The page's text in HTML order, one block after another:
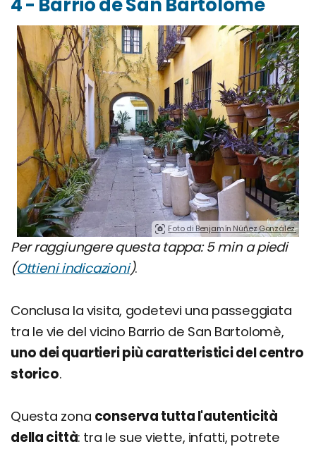
4 - Barrio de San Bartolomè
Foto di Benjamín Núñez González.
Per raggiungere questa tappa: 5 min a piedi
(Ottieni indicazioni).
Conclusa la visita, godetevi una passeggiata
tra le vie del vicino Barrio de San Bartolomè,
uno dei quartieri più caratteristici del centro
storico.
Questa zona conserva tutta l'autenticità
della città: tra le sue viette, infatti, potrete